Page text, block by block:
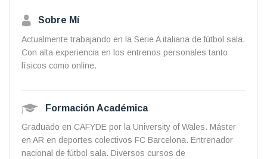
Sobre Mí
Actualmente trabajando en la Serie A italiana de fútbol sala.
Con alta experiencia en los entrenos personales tanto
físicos como online.
Formación Académica
Graduado en CAFYDE por la University of Wales. Máster
en AR en deportes colectivos FC Barcelona. Entrenador
nacional de fútbol sala. Diversos cursos de